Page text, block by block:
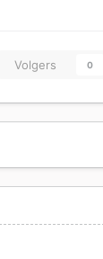
Volgers 0